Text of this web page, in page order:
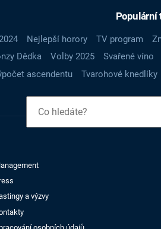
Populární
Nejlepší horory TV program
Dědka Volby 2025 Svařené víno
ascendentu
Tvarohové knedlíky
a výzvy